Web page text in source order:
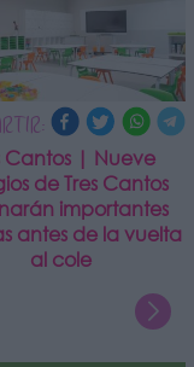
Cantos | Nueve
de Tres Cantos
importantes
antes de la vuelta
al cole